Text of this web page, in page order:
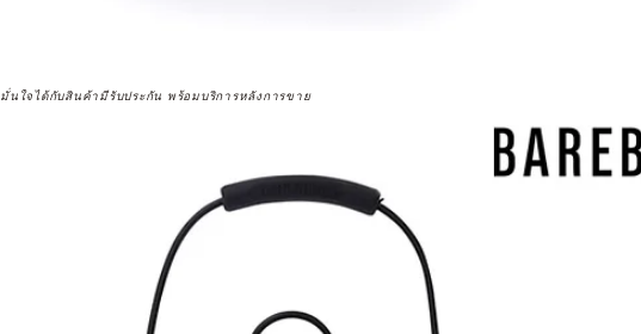
มั่นใจได้กับสินค้ามีรับประกัน พร้อมบริการหลังการขาย